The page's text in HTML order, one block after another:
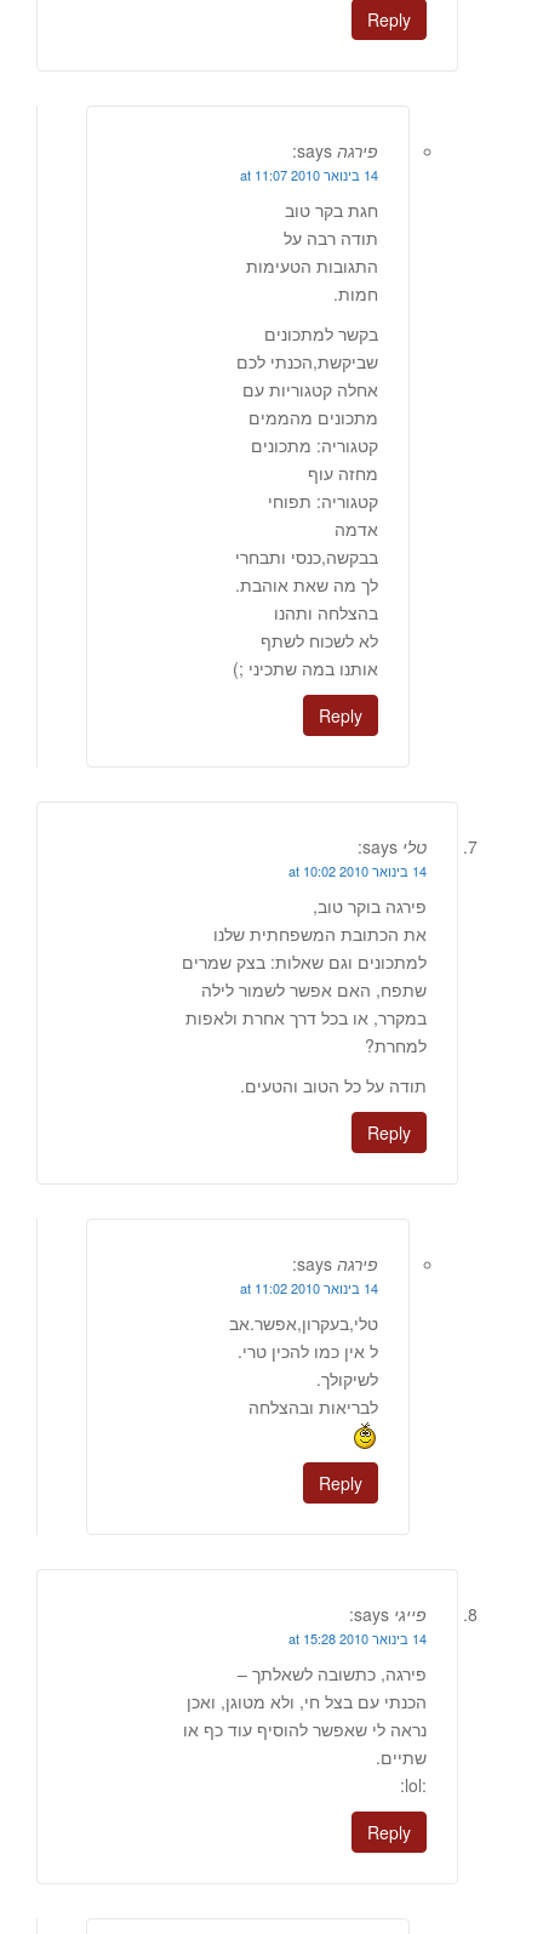
Reply
פירגה says:
14 בינואר 2010 at 11:07
חגת בקר טוב
תודה רבה על
התגובות הטעימות
חמות.
בקשר למתכונים
שביקשת,הכנתי לכם
אחלה קטגוריות עם
מתכונים מהממים
קטגוריה: מתכונים
מחזה עוף
קטגוריה: תפוחי
אדמה
בבקשה,כנסי ותבחרי
לך מה שאת אוהבת.
בהצלחה ותהנו
לא לשכוח לשתף
אותנו במה שתכיני ;)
Reply
טלי says:
14 בינואר 2010 at 10:02
פירגה בוקר טוב,
את הכתובת המשפחתית שלנו
למתכונים וגם שאלות: בצק שמרים
שתפח, האם אפשר לשמור לילה
במקרר, או בכל דרך אחרת ולאפות
למחרת?
תודה על כל הטוב והטעים.
Reply
פירגה says:
14 בינואר 2010 at 11:02
טלי,בעקרון,אפשר.אב
ל אין כמו להכין טרי.
לשיקולך.
לבריאות ובהצלחה
Reply
פייגי says:
14 בינואר 2010 at 15:28
פירגה, כתשובה לשאלתך –
הכנתי עם בצל חי, ולא מטוגן, ואכן
נראה לי שאפשר להוסיף עוד כף או
שתיים.
:lol:
Reply